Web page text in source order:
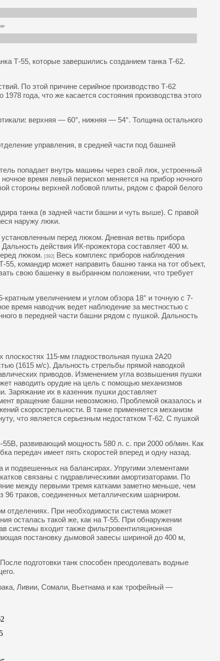
Т-55, которые завершились созданием танка Т-62.
По этой причине серийное производство Т-62
года, что же касается состояния производства этого
верхняя — 60°, нижняя — 54°. Толщина остального
управления, в средней части под башней
попадает внутрь машины через свой люк, устроенный
время левый перископ меняется на прибор ночного
стороны верхней лобовой плиты, рядом с фарой белого
танка (в задней части башни и чуть выше). С правой
наружу люки.
перед люком. Дневная ветвь прибора
действия ИК-прожектора составляет 400 м.
люком. [392]
Весь комплекс приборов наблюдения
командир может направить башню танка на тот объект,
свою башенку в выбранном положении, что требует
увеличением и углом обзора 18° и точную с 7-
время наводчик ведет наблюдение за местностью с
в передней части башни рядом с пушкой. Дальность
плоскостях 115-мм гладкоствольная пушка 2А20
(1615 м/с). Дальность стрельбы прямой наводкой
приводов. Изменением угла возвышения пушки
наводить орудие на цель с помощью механизмов
Заряжание их в казенник пушки доставляет
вращение башни невозможно. Проблемой оказалось и
скорострельности. В танке применяется механизм
что является серьезным недостатком Т-62. С пушкой
развивающий мощность 580 л. с. при 2000 об/мин. Как
передач имеет пять скоростей вперед и одну назад.
и подвешенных на балансирах. Упругими элементами
связаны с гидравлическими амортизаторами. По
между первыми тремя катками заметно меньше, чем
96 траков, соединенных металлическим шарниром.
отделениях. При необходимости система может
осталась такой же, как на Т-55. При обнаружении
системы входит также фильтровентиляционная
постановку дымовой завесы шириной до 400 м,
подготовки танк способен преодолевать водные
Ливии, Сомали, Вьетнама и как трофейный —